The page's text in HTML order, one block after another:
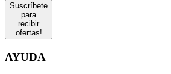
Suscríbete
para
recibir
ofertas!
AYUDA